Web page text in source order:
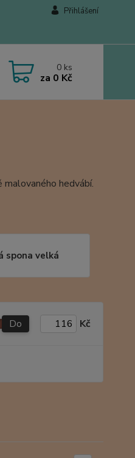
Přihlášení
0 ks
za 0 Kč
hedvábí.
spona velká
Do Kč